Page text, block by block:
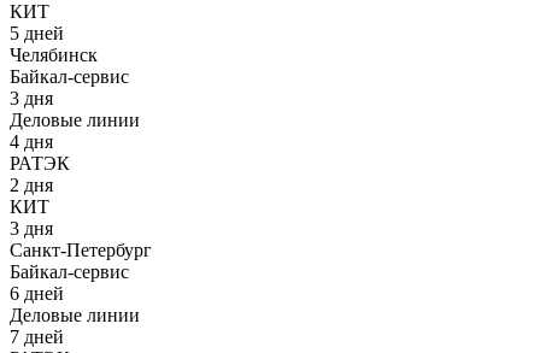
КИТ
5 дней
Челябинск
Байкал-сервис
3 дня
Деловые линии
4 дня
РАТЭК
2 дня
КИТ
3 дня
Санкт-Петербург
Байкал-сервис
6 дней
Деловые линии
7 дней